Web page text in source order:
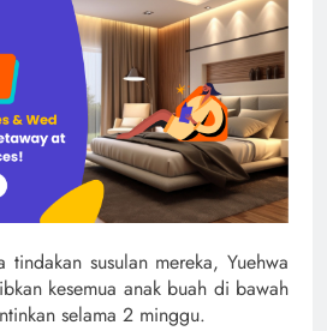
tindakan susulan mereka, Yuehwa
kesemua anak buah di bawah
selama 2 minggu.